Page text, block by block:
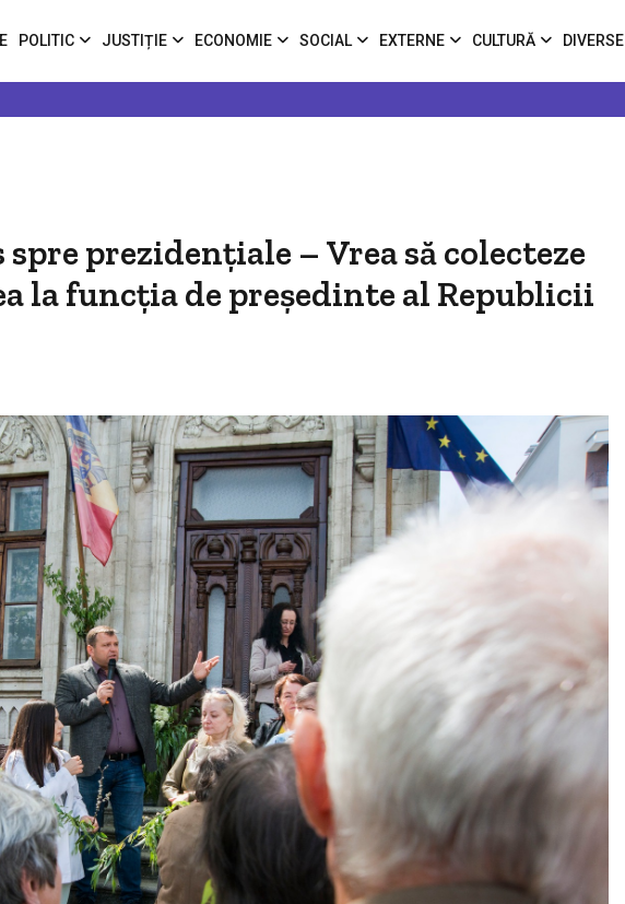
POLITIC JUSTIȚIE ECONOMIE SOCIAL EXTERNE CULTURĂ DIVERSE
prezidențiale – Vrea să colecteze
la funcția de președinte al Republicii